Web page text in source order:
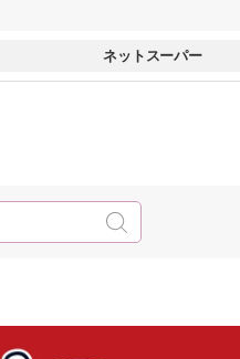
ネットスーパー